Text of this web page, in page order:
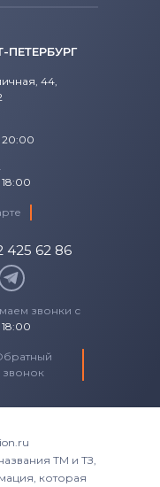
ПЕТЕРБУРГ
44,
20:00
425 62 86
звонки с
звонок
ТМ и ТЗ,
которая